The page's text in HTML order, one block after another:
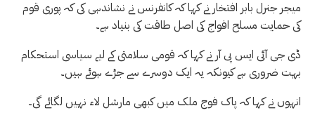
میجر جنرل بابر افتخار نے کہا کہ کانفرنس نے نشاندہی کی کہ پوری قوم
کی حمایت مسلح افواج کی اصل طاقت کی بنیاد ہے۔
ڈی جی آئی ایس پی آر نے کہا کہ قومی سلامتی کے لیے سیاسی استحکام
بہت ضروری ہے کیونکہ یہ ایک دوسرے سے جڑے ہوئے ہیں۔
انہوں نے کہا کہ پاک فوج ملک میں کبھی مارشل لاء نہیں لگائے گی۔